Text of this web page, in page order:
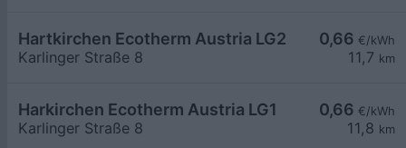
0,66 €/kWh
11,7 km
Hartkirchen Ecotherm Austria LG2
Karlinger Straße 8
0,66 €/kWh
11,8 km
Harkirchen Ecotherm Austria LG1
Karlinger Straße 8